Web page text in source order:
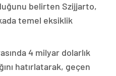
belirten Szijjarto,
temel eksiklik
4 milyar dolarlık
hatırlatarak, geçen